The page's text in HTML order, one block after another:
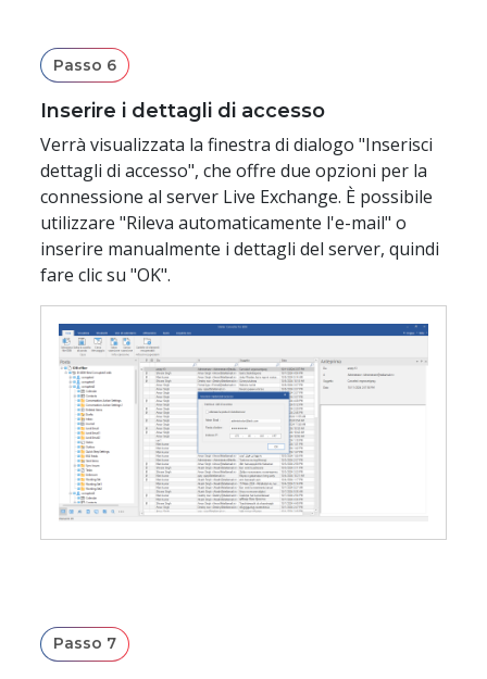
Passo 6
Inserire i dettagli di accesso
Verrà visualizzata la finestra di dialogo "Inserisci
dettagli di accesso", che offre due opzioni per la
connessione al server Live Exchange. È possibile
utilizzare "Rileva automaticamente l'e-mail" o
inserire manualmente i dettagli del server, quindi
fare clic su "OK".
Passo 7